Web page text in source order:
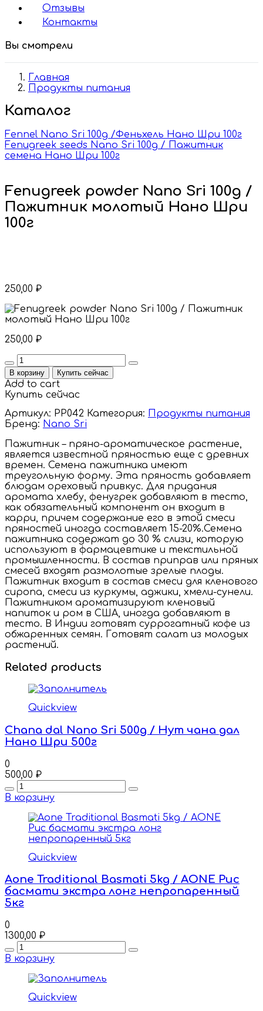
Отзывы
Контакты
Вы смотрели
Главная
Продукты питания
Каталог
Fennel Nano Sri 100g /Феньхель Нано Шри 100г
Fenugreek seeds Nano Sri 100g / Пажитник
семена Нано Шри 100г
Fenugreek powder Nano Sri 100g /
Пажитник молотый Нано Шри
100г
250,00 ₽
250,00 ₽
Quantity
В корзину Купить сейчас
Add to cart
Купить сейчас
Артикул: PP042 Категория: Продукты питания
Бренд: Nano Sri
Пажитник – пряно-ароматическое растение,
является известной пряностью еще с древних
времен. Семена пажитника имеют
треугольную форму. Эта пряность добавляет
блюдам ореховый привкус. Для придания
аромата хлебу, фенугрек добавляют в тесто,
как обязательный компонент он входит в
карри, причем содержание его в этой смеси
пряностей иногда составляет 15-20%.Семена
пажитника содержат до 30 % слизи, которую
используют в фармацевтике и текстильной
промышленности. В состав приправ или пряных
смесей входят размолотые зрелые плоды.
Пажитник входит в состав смеси для кленового
сиропа, смеси из куркумы, аджики, хмели-сунели.
Пажитником ароматизируют кленовый
напиток и ром в США, иногда добавляют в
тесто. В Индии готовят суррогатный кофе из
обжаренных семян. Готовят салат из молодых
растений.
Related products
Quickview
Chana dal Nano Sri 500g / Нут чана дал
Нано Шри 500г
0
500,00 ₽
Quantity
В корзину
Quickview
Aone Traditional Basmati 5kg / AONE Рис
басмати экстра лонг непропаренный
5кг
0
1300,00 ₽
Quantity
В корзину
Quickview